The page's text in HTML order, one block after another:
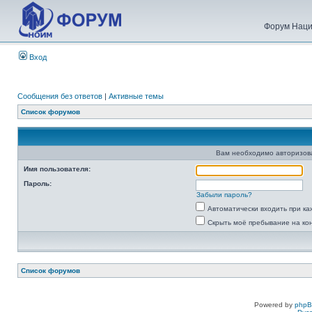
Форум
Вход
Сообщения без ответов | Активные темы
Список форумов
Вам необходимо
Имя пользователя:
Пароль:
Забыли пароль?
Автоматически входить при
Скрыть моё пребывание на
Список форумов
Powered by